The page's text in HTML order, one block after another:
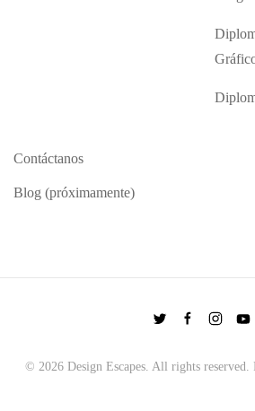
Contáctanos
Blog (próximamente)
© 2026 Design Escapes. All rights reserved.